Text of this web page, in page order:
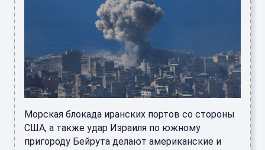
Морская блокада иранских портов со стороны
США, а также удар Израиля по южному
пригороду Бейрута делают американские и